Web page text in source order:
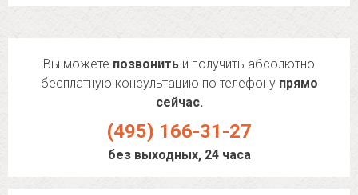
Вы можете позвонить и получить абсолютно
бесплатную консультацию по телефону прямо
сейчас.
(495) 166-31-27
без выходных, 24 часа